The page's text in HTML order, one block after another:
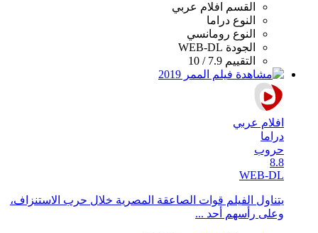
القسم
افلام عربي
النوع دراما
النوع رومانسي
الجودة WEB-DL
التقييم 7.9 / 10
افلام عربي
دراما
حروب
8.8
WEB-DL
يتناول الفيلم قوات الصاعقة المصرية خلال حرب الاستنزاف،
وعلى رأسهم أحد ...